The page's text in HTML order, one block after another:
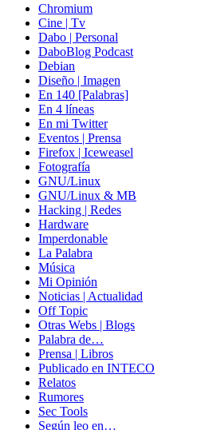
Chromium
Cine | Tv
Dabo | Personal
DaboBlog Podcast
Debian
Diseño | Imagen
En 140 [Palabras]
En 4 líneas
En mi Twitter
Eventos | Prensa
Firefox | Iceweasel
Fotografía
GNU/Linux
GNU/Linux & MB
Hacking | Redes
Hardware
Imperdonable
La Palabra
Música
Mi Opinión
Noticias | Actualidad
Off Topic
Otras Webs | Blogs
Palabra de…
Prensa | Libros
Publicado en INTECO
Relatos
Rumores
Sec Tools
Según leo en…